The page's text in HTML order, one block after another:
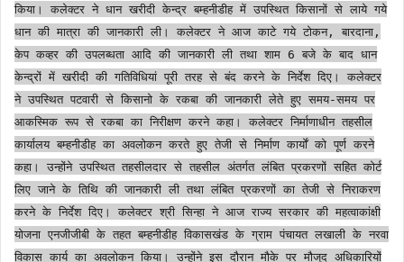
किया। कलेक्टर ने धान खरीदी केन्द्र बम्हनीडीह में उपस्थित किसानों से लाये गये
धान की मात्रा की जानकारी ली। कलेक्टर ने आज काटे गये टोकन, बारदाना,
केप कव्हर की उपलब्धता आदि की जानकारी ली तथा शाम 6 बजे के बाद धान
केन्द्रों में खरीदी की गतिविधियां पूरी तरह से बंद करने के निर्देश दिए। कलेक्टर
ने उपस्थित पटवारी से किसानो के रकबा की जानकारी लेते हुए समय-समय पर
आकस्मिक रूप से रकबा का निरीक्षण करने कहा। कलेक्टर निर्माणाधीन तहसील
कार्यालय बम्हनीडीह का अवलोकन करते हुए तेजी से निर्माण कार्याें को पूर्ण करने
कहा। उन्होंने उपस्थित तहसीलदार से तहसील अंतर्गत लंबित प्रकरणों सहित कोर्ट
लिए जाने के तिथि की जानकारी ली तथा लंबित प्रकरणों का तेजी से निराकरण
करने के निर्देश दिए। कलेक्टर श्री सिन्हा ने आज राज्य सरकार की महत्वाकांक्षी
योजना एनजीजीबी के तहत बम्हनीडीह विकासखंड के ग्राम पंचायत लखाली के नरवा
विकास कार्य का अवलोकन किया। उन्होंने इस दौरान मौके पर मौजूद अधिकारियों